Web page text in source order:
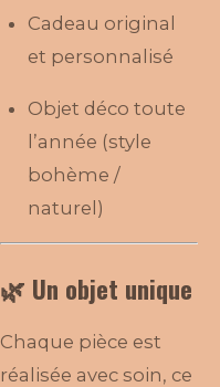
Cadeau original
et personnalisé
Objet déco toute
l’année (style
bohème /
naturel)
🌿 Un objet unique
Chaque pièce est
réalisée avec soin, ce